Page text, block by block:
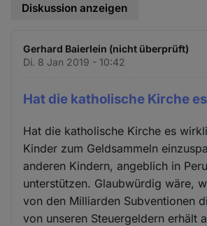
Diskussion anzeigen
Gerhard Baierlein (nicht überprüft)
Di. 8 Jan 2019 - 10:42
Hat die katholische Kirche es
Hat die katholische Kirche es
Kinder zum Geldsammeln
anderen Kindern, angeblich in
unterstützen. Glaubwürdig wäre,
von den Milliarden Subventionen
von unseren Steuergeldern erhält